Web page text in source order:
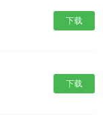
下载
下载